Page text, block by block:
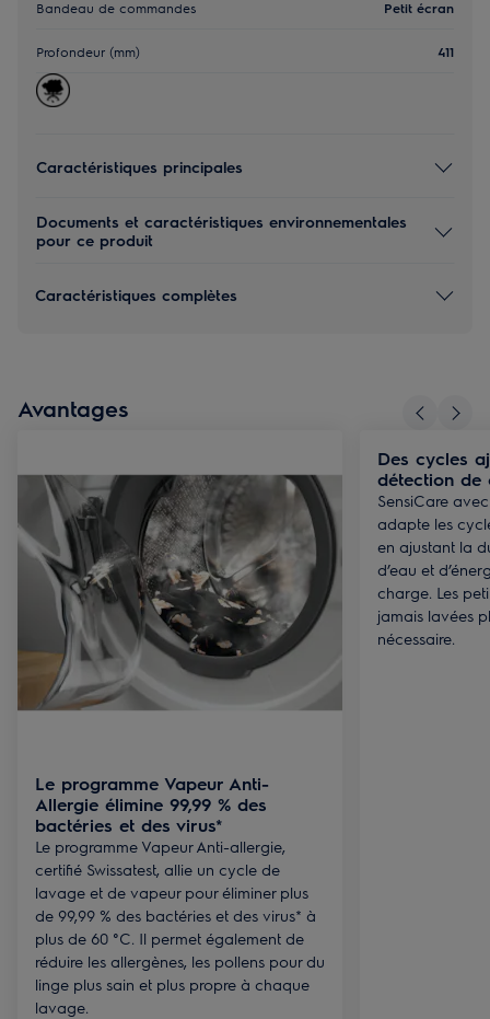
Bandeau de commandes Petit écran
Profondeur (mm) 411
Caractéristiques principales
Documents et caractéristiques environnementales
pour ce produit
Caractéristiques complètes
Avantages
Le programme Vapeur Anti-
Allergie élimine 99,99 % des
bactéries et des virus*
Le programme Vapeur Anti-allergie,
certifié Swissatest, allie un cycle de
lavage et de vapeur pour éliminer plus
de 99,99 % des bactéries et des virus* à
plus de 60 °C. Il permet également de
réduire les allergènes, les pollens pour du
linge plus sain et plus propre à chaque
lavage.
Des cycles
détection de
SensiCare
adapte les
en ajustant la
d’eau et
charge. Les
jamais lavées
nécessaire.